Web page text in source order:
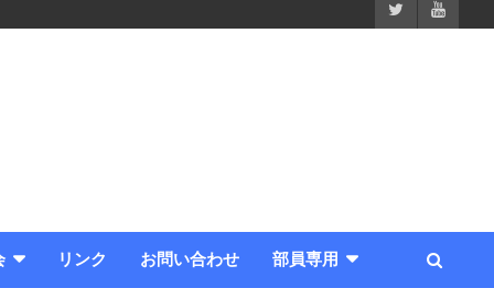
リンク お問い合わせ 部員専用